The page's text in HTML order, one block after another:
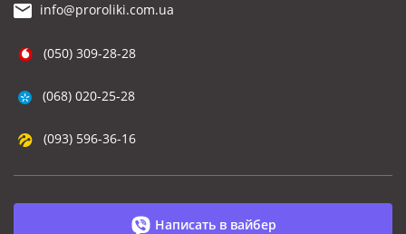
info@proroliki.com.ua
(050) 309-28-28
(068) 020-25-28
(093) 596-36-16
Написать в вайбер